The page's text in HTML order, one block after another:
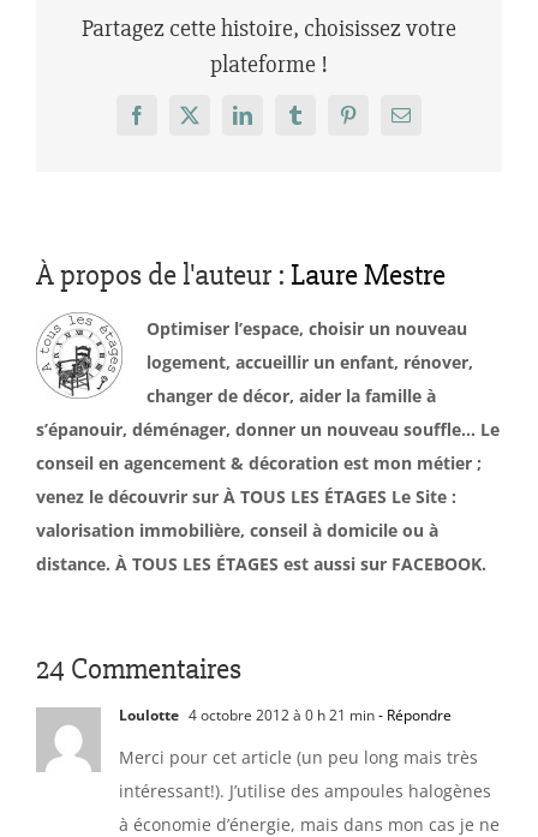
Partagez cette histoire, choisissez votre
plateforme !
Facebook
X LinkedInTumblrPinterestEmail
À propos de l'auteur : Laure Mestre
Optimiser l’espace, choisir un nouveau
logement, accueillir un enfant, rénover,
changer de décor, aider la famille à
s’épanouir, déménager, donner un nouveau souffle… Le
conseil en agencement & décoration est mon métier ;
venez le découvrir sur À TOUS LES ÉTAGES Le Site :
valorisation immobilière, conseil à domicile ou à
distance. À TOUS LES ÉTAGES est aussi sur FACEBOOK.
24 Commentaires
Loulotte 4 octobre 2012 à 0 h 21 min- Répondre
Merci pour cet article (un peu long mais très
intéressant!). J’utilise des ampoules halogènes
à économie d’énergie, mais dans mon cas je ne